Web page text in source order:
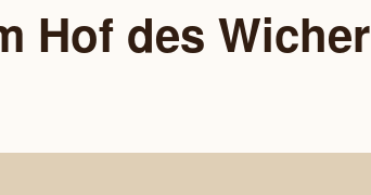
Hof des